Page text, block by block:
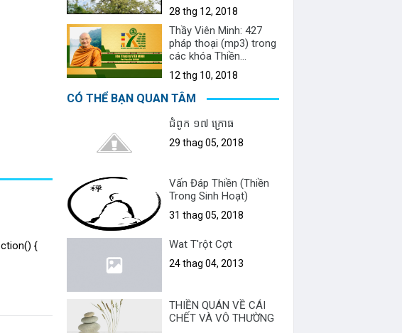
28 thg 12, 2018
Thầy Viên Minh: 427
pháp thoại (mp3) trong
các khóa Thiền
Vipassanā & Sách nói
12 thg 10, 2018
CÓ THỂ BẠN QUAN TÂM
ជំពូក ១៧ ក្រោធ
29 thag 05, 2018
Vấn Đáp Thiền (Thiền
Trong Sinh Hoạt)
31 thag 05, 2018
Wat T'rột Cợt
24 thag 04, 2013
THIỀN QUÁN VỀ CÁI
CHẾT VÀ VÔ THƯỜNG